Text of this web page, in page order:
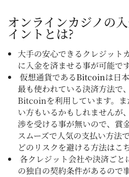
オンラインカジノの
イントとは?
大手の安心できるクレジット
に入金を済ませる事が可能です
仮想通貨であるBitcoinは日
最も使われている決済方法で
Bitcoinを利用しています。
い方もいるかもしれません
渉を受ける事が無いので、賞
スムーズで人気の支払い方法
どのリスクを避ける方法はこ
各クレジット会社や決済ご
の独自の契約条件があるので